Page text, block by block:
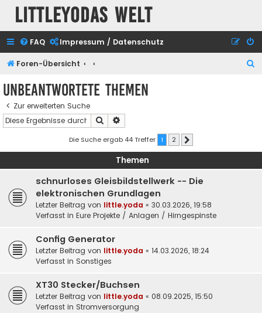
Littleyodas Welt
FAQ Impressum / Datenschutz
Foren-Übersicht
Unbeantwortete Themen
Zur erweiterten Suche
Suche
Die Suche ergab 44 Treffer 1 2
Themen
schnurloses Gleisbildstellwerk -- Die
elektronischen Grundlagen
Letzter Beitrag von little.yoda « 30.03.2026, 19:58
Verfasst in Eure Projekte / Anlagen / Hirngespinste
Config Generator
Letzter Beitrag von little.yoda « 14.03.2026, 18:24
Verfasst in Sonstiges
XT30 Stecker/Buchsen
Letzter Beitrag von little.yoda « 08.09.2025, 15:50
Verfasst in Stromversorgung